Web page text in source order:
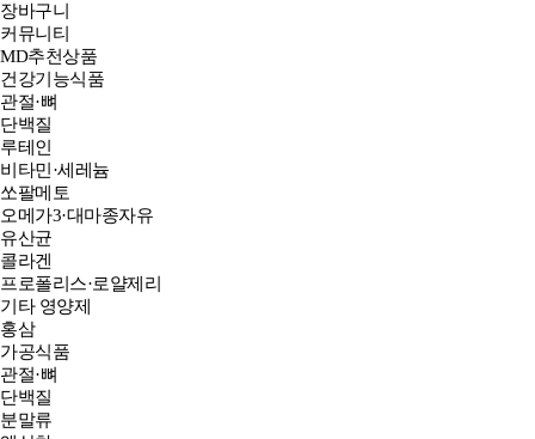
장바구니
커뮤니티
MD추천상품
건강기능식품
관절·뼈
단백질
루테인
비타민·세레늄
쏘팔메토
오메가3·대마종자유
유산균
콜라겐
프로폴리스·로얄제리
기타 영양제
홍삼
가공식품
관절·뼈
단백질
분말류